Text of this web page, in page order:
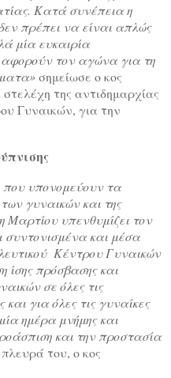
Κατά συνέπεια η
πρέπει να είναι απλώς
μία ευκαιρία
τον αγώνα για τη
σημείωσε ο κος
της αντιδημαρχίας
Γυναικών, για την
που υπονομεύουν τα
γυναικών και της
Μαρτίου υπενθυμίζει τον
συντονισμένα και μέσα
Κέντρου Γυναικών
ίσης πρόσβασης και
σε όλες τις
για όλες τις γυναίκες
ημέρα μνήμης και
και την προστασία
του, ο κος